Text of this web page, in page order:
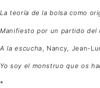
La teoría de la bolsa como
Manifiesto por un partido del
A la escucha, Nancy, Jean-
Yo soy el monstruo que os
*